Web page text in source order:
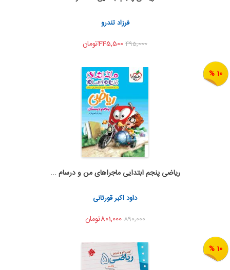
اشتراک گذاری
فرزاد تندرو
495,000
10 %
اضافه به سبد خرید
اشتراک گذاری
ریاضی پنجم ابتدایی ماجراهای من و درسام ...
داود اکبر قورتانی
890,000801,000تومان
10 %